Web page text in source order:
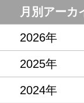
月別アーカ
2026年
2025年
2024年